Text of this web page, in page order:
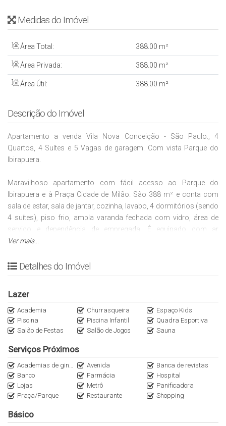
Medidas do Imóvel
Área Total: 388.00 m²
Área Privada: 388.00 m²
Área Útil: 388.00 m²
Descrição do Imóvel
Apartamento a venda Vila Nova Conceição - São Paulo., 4
Quartos, 4 Suítes e 5 Vagas de garagem. Com vista Parque do
Ibirapuera.
Maravilhoso apartamento com fácil acesso ao Parque do
Ibirapuera e à Praça Cidade de Milão. São 388 m² e conta com
sala de estar, sala de jantar, cozinha, lavabo, 4 dormitórios (sendo
4 suítes), piso frio, ampla varanda fechada com vidro, área de
serviço e dependência de empregada. É equipado com ar
condicionado, banheira, closet, armários embutidos e possui 5
Condomínio de apartamentos construído em 2001 composto por
Descrição do condomínio:
- Jardim
- Piscina
- Piscina Infantil
- Playground
- Quadra Poliesportiva
- Sala De Ginástica
- Salão De Jogos
Ver mais...
Detalhes do Imóvel
Lazer
Academia Churrasqueira
Espaço Kids
Piscina
Piscina Infantil
Quadra Esportiva
Salão de Festas
Salão de Jogos Sauna
Serviços Próximos
Academias de ginástica Avenida
Banca de revistas
Banco
Farmácia
Hospital
Lojas
Metrô
Panificadora
Praça/Parque
Restaurante Shopping
Básico